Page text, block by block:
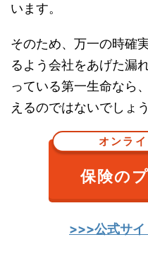
います。
そのため、万一の時確
るよう会社をあげた漏
っている第一生命なら
えるのではないでしょう
オンラ
保険の
>>>公式サ